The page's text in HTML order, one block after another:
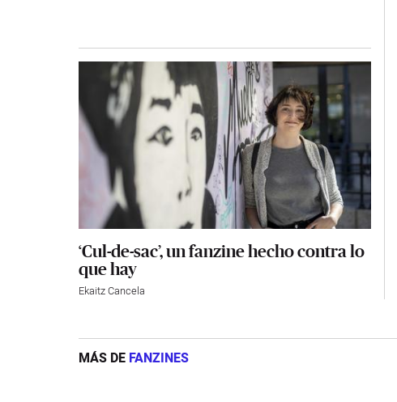
‘Cul-de-sac’, un fanzine hecho contra lo
que hay
Ekaitz Cancela
MÁS DE FANZINES